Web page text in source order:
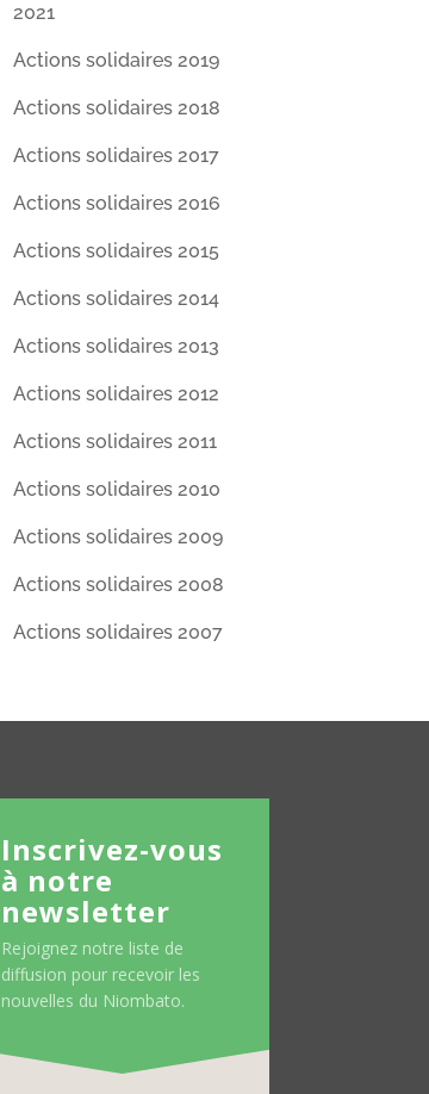
2021
Actions solidaires 2019
Actions solidaires 2018
Actions solidaires 2017
Actions solidaires 2016
Actions solidaires 2015
Actions solidaires 2014
Actions solidaires 2013
Actions solidaires 2012
Actions solidaires 2011
Actions solidaires 2010
Actions solidaires 2009
Actions solidaires 2008
Actions solidaires 2007
Inscrivez-vous
à notre
newsletter
Rejoignez notre liste de
diffusion pour recevoir les
nouvelles du Niombato.